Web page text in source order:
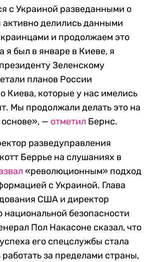
с Украиной разведанными о
делились данными
и продолжаем это
я был в январе в Киеве, я
Зеленскому
планов России
Киева, которые у нас имелись
Мы продолжали делать это на
— отметил Бернс.
разведуправления
Беррье на слушаниях в
«революционным» подход
с Украиной. Глава
США и директор
национальной безопасности
Пол Накасоне сказал, что
его спецслужбы стала
работать за пределами страны,